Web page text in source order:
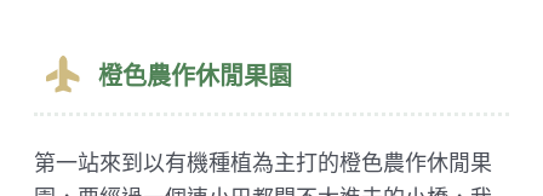
橙色農作休閒果園
第一站來到以有機種植為主打的橙色農作休閒果